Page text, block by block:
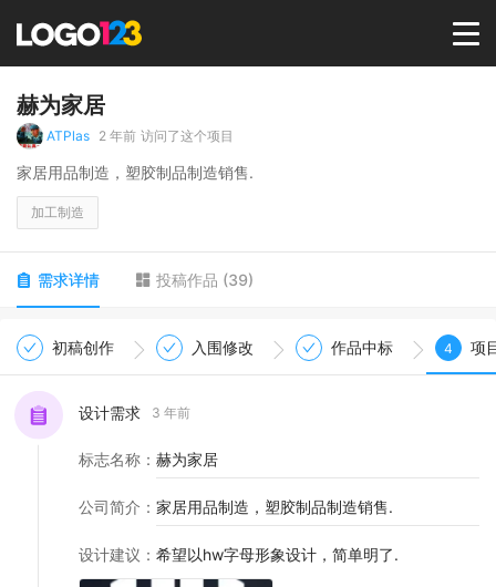
选择套餐→
LOGO
赫为家居
ATPlas 2 年前 访问了这个项目
家居用品制造，塑胶制品制造销售.
加工制造
需求详情 投稿作品 (39)
初稿创作 入围修改 作品中标 4 项
设计需求 3 年前
标志名称 ： 赫为家居
公司简介 ： 家居用品制造，塑胶制品制造销售.
设计建议 ： 希望以hw字母形象设计，简单明了.